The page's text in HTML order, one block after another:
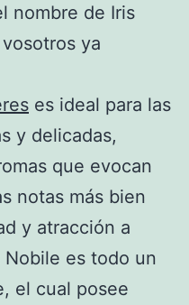
nombre de Iris
ya
es ideal para las
y delicadas,
que evocan
notas más bien
y atracción a
Nobile es todo un
el cual posee